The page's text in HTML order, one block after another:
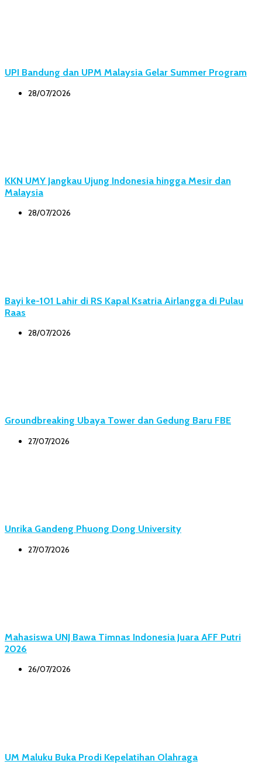
UPI Bandung dan UPM Malaysia Gelar Summer Program
28/07/2026
KKN UMY Jangkau Ujung Indonesia hingga Mesir dan
Malaysia
28/07/2026
Bayi ke-101 Lahir di RS Kapal Ksatria Airlangga di Pulau
Raas
28/07/2026
Groundbreaking Ubaya Tower dan Gedung Baru FBE
27/07/2026
Unrika Gandeng Phuong Dong University
27/07/2026
Mahasiswa UNJ Bawa Timnas Indonesia Juara AFF Putri
2026
26/07/2026
UM Maluku Buka Prodi Kepelatihan Olahraga